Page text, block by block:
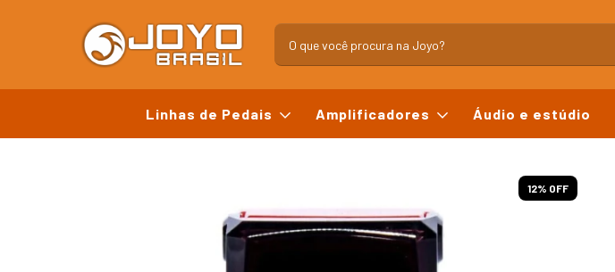
Linhas de Pedais Amplificadores Áudio e estúdio
12% OFF